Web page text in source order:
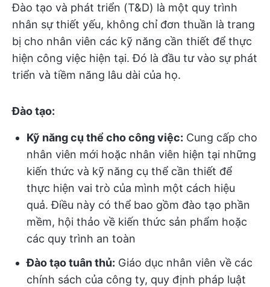
Đào tạo và phát triển (T&D) là một quy trình
nhân sự thiết yếu, không chỉ đơn thuần là trang
bị cho nhân viên các kỹ năng cần thiết để thực
hiện công việc hiện tại. Đó là đầu tư vào sự phát
triển và tiềm năng lâu dài của họ.
Đào tạo:
Kỹ năng cụ thể cho công việc: Cung cấp cho
nhân viên mới hoặc nhân viên hiện tại những
kiến thức và kỹ năng cụ thể cần thiết để
thực hiện vai trò của mình một cách hiệu
quả. Điều này có thể bao gồm đào tạo phần
mềm, hội thảo về kiến thức sản phẩm hoặc
các quy trình an toàn
Đào tạo tuân thủ: Giáo dục nhân viên về các
chính sách của công ty, quy định pháp luật